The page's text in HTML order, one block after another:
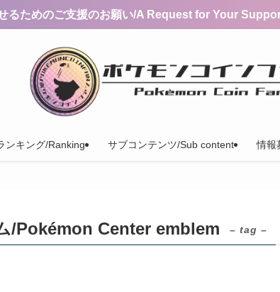
るためのご支援のお願い/A Request for Your
ンキング/Ranking サブコンテンツ/Sub content 情報
/Pokémon Center emblem – tag –